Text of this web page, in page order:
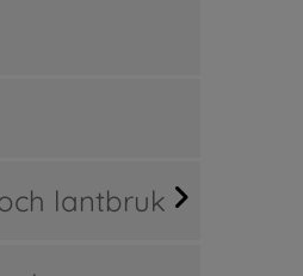
lantbruk